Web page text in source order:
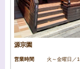
源宗園
営業時間 火～金曜日／